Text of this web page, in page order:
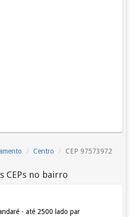
Centro CEP 97573972
CEPs no bairro
- até 2500 lado par